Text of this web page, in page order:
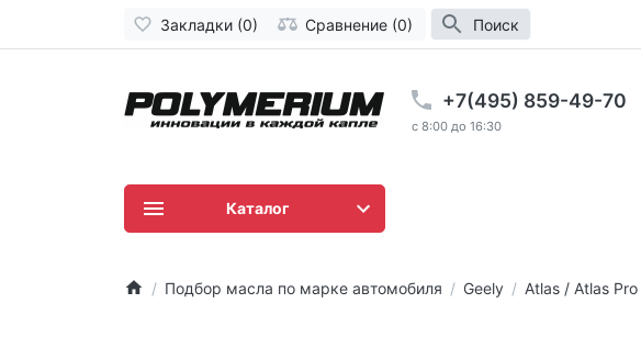
Закладки (0) Сравнение (0) Поиск
+7(495) 859-49-70
c 8:00 до 16:30
Каталог
Подбор масла по марке автомобиля Geely Atlas / Atlas